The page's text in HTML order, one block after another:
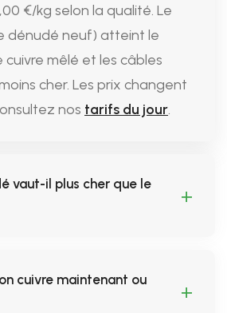
€/kg selon la qualité. Le
dénudé neuf) atteint le
cuivre mêlé et les câbles
cher. Les prix changent
nos tarifs du jour.
vaut-il plus cher que le
cuivre maintenant ou